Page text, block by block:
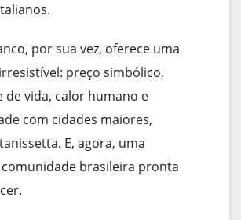
por sua vez, oferece uma
preço simbólico,
de vida, calor humano e
com cidades maiores,
E, agora, uma
brasileira pronta